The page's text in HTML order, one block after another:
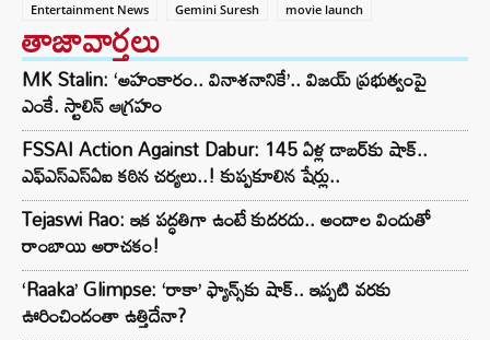
Entertainment News
Gemini Suresh movie launch
తాజావార్తలు
MK Stalin: ‘అహంకారం.. వినాశనానికే’.. విజయ్ ప్రభుత్వంపై
ఎంకే. స్టాలిన్ ఆగ్రహం
FSSAI Action Against Dabur: 145 ఏళ్ల డాబర్‌కు షాక్..
ఎఫ్‌ఎస్‌ఎస్‌ఏఐ కఠిన చర్యలు..! కుప్పకూలిన షేర్లు..
Tejaswi Rao: ఇక పద్ధతిగా ఉంటే కుదరదు.. అందాల విందుతో
రాంబాయి అరాచకం!
‘Raaka’ Glimpse: ‘రాకా’ ఫ్యాన్స్‌కు షాక్.. ఇప్పటి వరకు
ఊరించిందంతా ఉత్తిదేనా?